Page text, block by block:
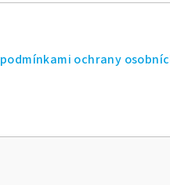
podmínkami ochrany